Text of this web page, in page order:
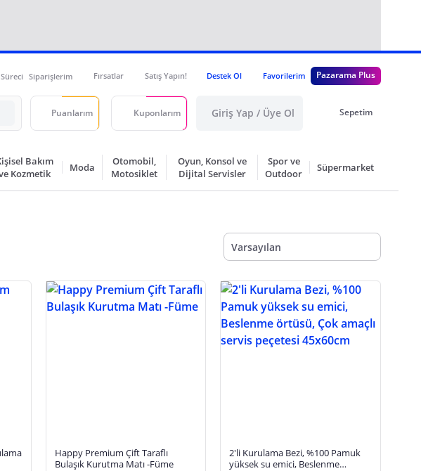
Siparişlerim Fırsatlar Satış Yapın! Destek Ol Favorilerim Pazarama Plus
Puanlarım Kuponlarım Giriş Yap / Üye Ol Sepetim
Bakım
Kozmetik
Moda
Otomobil,
Motosiklet
Oyun, Konsol ve
Dijital Servisler
Spor ve
Outdoor
Süpermarket
Varsayılan
Happy Premium Çift Taraflı
Bulaşık Kurutma Matı -Füme
2'li Kurulama Bezi, %100 Pamuk
yüksek su emici, Beslenme